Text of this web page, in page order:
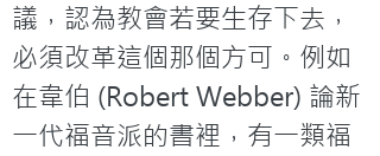
議，認為教會若要生存下去，
必須改革這個那個方可。例如
在韋伯 (Robert Webber) 論新
一代福音派的書裡，有一類福